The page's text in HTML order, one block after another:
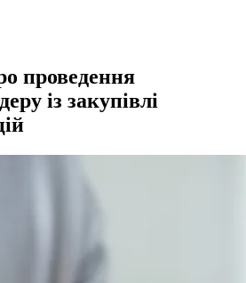
проведення
із закупівлі